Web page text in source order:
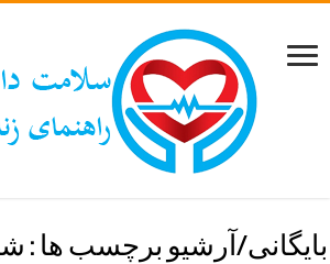
بایگانی/آرشیو برچسب ها :